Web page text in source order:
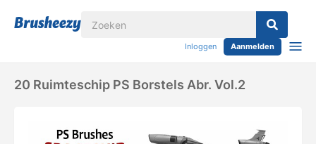
Inloggen Aanmelden
20 Ruimteschip PS Borstels Abr. Vol.2